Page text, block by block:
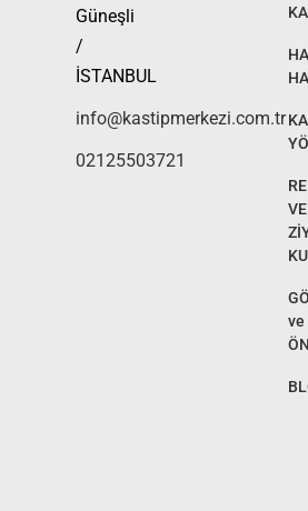
Güneşli
/
İSTANBUL
info@kastipmerkezi.com.tr
02125503721
VE
ve